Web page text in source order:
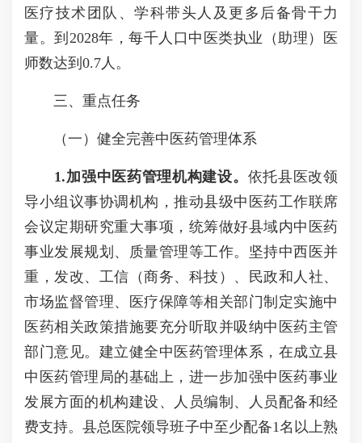
医疗技术团队、学科带头人及更多后备骨干力
量。到2028年，每千人口中医类执业（助理）医
师数达到0.7人。
三、重点任务
（一）健全完善中医药管理体系
1.加强中医药管理机构建设。 依托县医改领
导小组议事协调机构，推动县级中医药工作联席
会议定期研究重大事项，统筹做好县域内中医药
事业发展规划、质量管理等工作。坚持中西医并
重，发改、工信（商务、科技）、民政和人社、
市场监督管理、医疗保障等相关部门制定实施中
医药相关政策措施要充分听取并吸纳中医药主管
部门意见。建立健全中医药管理体系，在成立县
中医药管理局的基础上，进一步加强中医药事业
发展方面的机构建设、人员编制、人员配备和经
费支持。县总医院领导班子中至少配备1名以上熟